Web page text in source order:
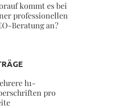
kommt es bei
professionellen
Beratung an?
h1-
pro